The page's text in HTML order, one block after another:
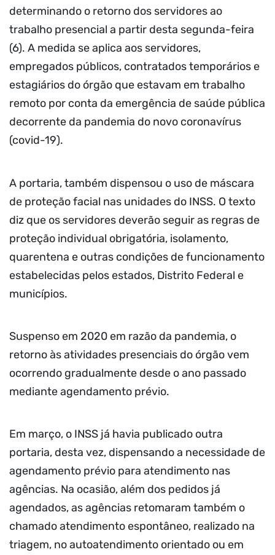
determinando o retorno dos servidores ao
trabalho presencial a partir desta segunda-feira
(6). A medida se aplica aos servidores,
empregados públicos, contratados temporários e
estagiários do órgão que estavam em trabalho
remoto por conta da emergência de saúde pública
decorrente da pandemia do novo coronavírus
(covid-19).
A portaria, também dispensou o uso de máscara
de proteção facial nas unidades do INSS. O texto
diz que os servidores deverão seguir as regras de
proteção individual obrigatória, isolamento,
quarentena e outras condições de funcionamento
estabelecidas pelos estados, Distrito Federal e
municípios.
Suspenso em 2020 em razão da pandemia, o
retorno às atividades presenciais do órgão vem
ocorrendo gradualmente desde o ano passado
mediante agendamento prévio.
Em março, o INSS já havia publicado outra
portaria, desta vez, dispensando a necessidade de
agendamento prévio para atendimento nas
agências. Na ocasião, além dos pedidos já
agendados, as agências retomaram também o
chamado atendimento espontâneo, realizado na
triagem, no autoatendimento orientado ou em